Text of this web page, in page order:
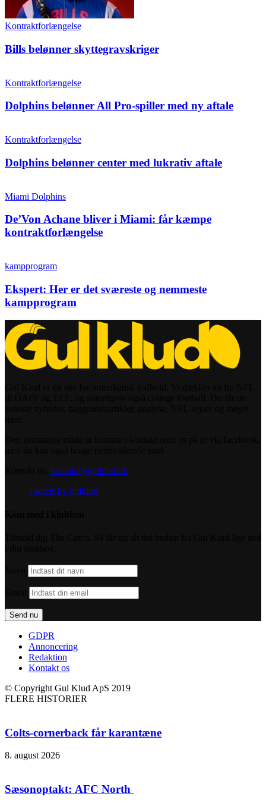
Kontraktforlængelse
Bills belønner skyttegravskriger
Kontraktforlængelse
Dolphins belønner All Pro-spiller med ny aftale
Kontraktforlængelse
Dolphins belønner center med lukrativ aftale
Miami Dolphins
De’Von Achane bliver i Miami: får kæmpe
kontraktforlængelse
kampprogram
Ekspert: Her er det sværeste og nemmeste
kampprogram
kontakt@gulklud.dk
Tweets by gulklud
GDPR
Annoncering
Redaktion
Kontakt os
© Copyright Gul Klud ApS 2019
FLERE HISTORIER
Colts-cornerback får karantæne
8. august 2026
Sæsonoptakt: AFC North